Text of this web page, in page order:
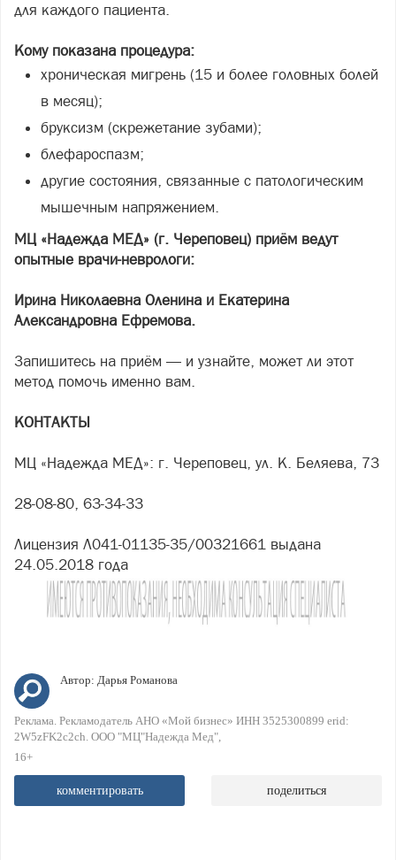
для каждого пациента.
Кому показана процедура:
хроническая мигрень (15 и более головных болей
в месяц);
бруксизм (скрежетание зубами);
блефароспазм;
другие состояния, связанные с патологическим
мышечным напряжением.
МЦ «Надежда МЕД» (г. Череповец) приём ведут
опытные врачи-неврологи:
Ирина Николаевна Оленина и Екатерина
Александровна Ефремова.
Запишитесь на приём — и узнайте, может ли этот
метод помочь именно вам.
КОНТАКТЫ
МЦ «Надежда МЕД»: г. Череповец, ул. К. Беляева, 73
28-08-80, 63-34-33
Лицензия Л041-01135-35/00321661 выдана
24.05.2018 года
Автор: Дарья Романова
Реклама. Рекламодатель АНО «Мой бизнес» ИНН 3525300899 erid:
2W5zFK2c2ch. ООО "МЦ"Надежда Мед"
16+
комментировать поделиться